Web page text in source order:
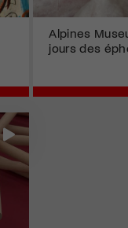
Alpines
jours des